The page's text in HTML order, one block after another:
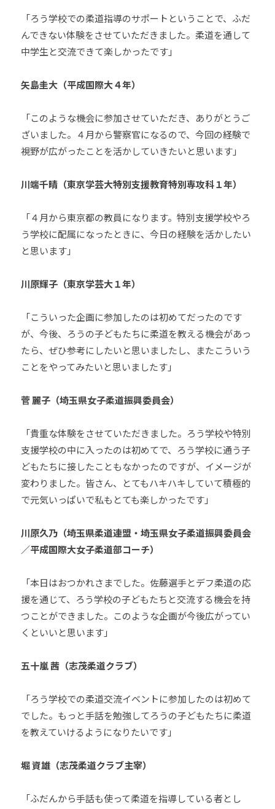
「ろう学校での柔道指導のサポートということで、ふだ
んできない体験をさせていただきました。柔道を通して
中学生と交流できて楽しかったです」
矢島圭大（平成国際大４年）
「このような機会に参加させていただき、ありがとうご
ざいました。４月から警察官になるので、今回の経験で
視野が広がったことを活かしていきたいと思います」
川端千晴（東京学芸大特別支援教育特別専攻科１年）
「４月から東京都の教員になります。特別支援学校やろ
う学校に配属になったときに、今日の経験を活かしたい
と思います」
川原輝子（東京学芸大１年）
「こういった企画に参加したのは初めてだったのです
が、今後、ろうの子どもたちに柔道を教える機会があっ
たら、ぜひ参考にしたいと思いましたし、またこういう
ことをやってみたいと思いましたす」
菅 麗子（埼玉県女子柔道振興委員会）
「貴重な体験をさせていただきました。ろう学校や特別
支援学校の中に入ったのは初めてで、ろう学校に通う子
どもたちに接したこともなかったのですが、イメージが
変わりました。皆さん、とてもハキハキしていて積極的
で元気いっぱいで私もとても楽しかったです」
川原久乃（埼玉県柔道連盟・埼玉県女子柔道振興委員会
／平成国際大女子柔道部コーチ）
「本日はおつかれさまでした。佐藤選手とデフ柔道の応
援を通じて、ろう学校の子どもたちと交流する機会を持
つことができました。このような企画が今後広がってい
くといいと思います」
五十嵐 茜（志茂柔道クラブ）
「ろう学校での柔道交流イベントに参加したのは初めて
でした。もっと手話を勉強してろうの子どもたちに柔道
を教えていけるようになりたいです」
堀 資雄（志茂柔道クラブ主宰）
「ふだんから手話も使って柔道を指導している者とし